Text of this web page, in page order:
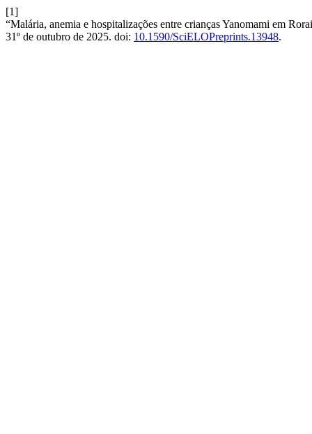
[1]
“Malária, anemia e hospitalizações entre crianças Yanomami em
31º de outubro de 2025. doi: 10.1590/SciELOPreprints.13948.